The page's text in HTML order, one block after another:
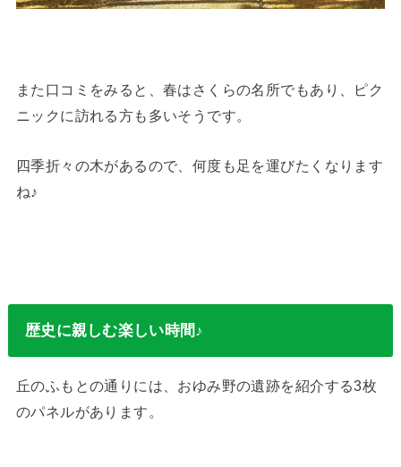
また口コミをみると、春はさくらの名所でもあり、ピク
ニックに訪れる方も多いそうです。
四季折々の木があるので、何度も足を運びたくなります
ね♪
歴史に親しむ楽しい時間♪
丘のふもとの通りには、おゆみ野の遺跡を紹介する3枚
のパネルがあります。